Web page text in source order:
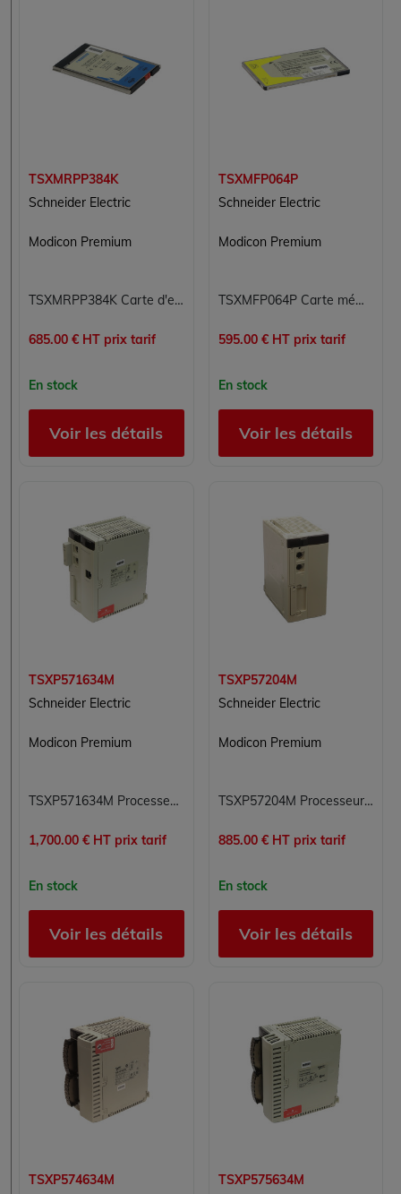
TSXMRPP384K
Schneider Electric
Modicon Premium
TSXMRPP384K Carte d'extension de mémoire SRAM 354 Ko Modicon Premium Schneider Electric
685.00 € HT prix tarif
En stock
Voir les détails
TSXMFP064P
Schneider Electric
Modicon Premium
TSXMFP064P Carte mémoire Flash EPROM 64 Ko Modicon Premium Schneider Electric
595.00 € HT prix tarif
En stock
Voir les détails
TSXP571634M
Schneider Electric
Modicon Premium
TSXP571634M Processeur Modicon Premium Schneider Electric
1,700.00 € HT prix tarif
En stock
Voir les détails
TSXP57204M
Schneider Electric
Modicon Premium
TSXP57204M Processeur Modicon Premium Schneider Electric
885.00 € HT prix tarif
En stock
Voir les détails
TSXP574634M
TSXP575634M